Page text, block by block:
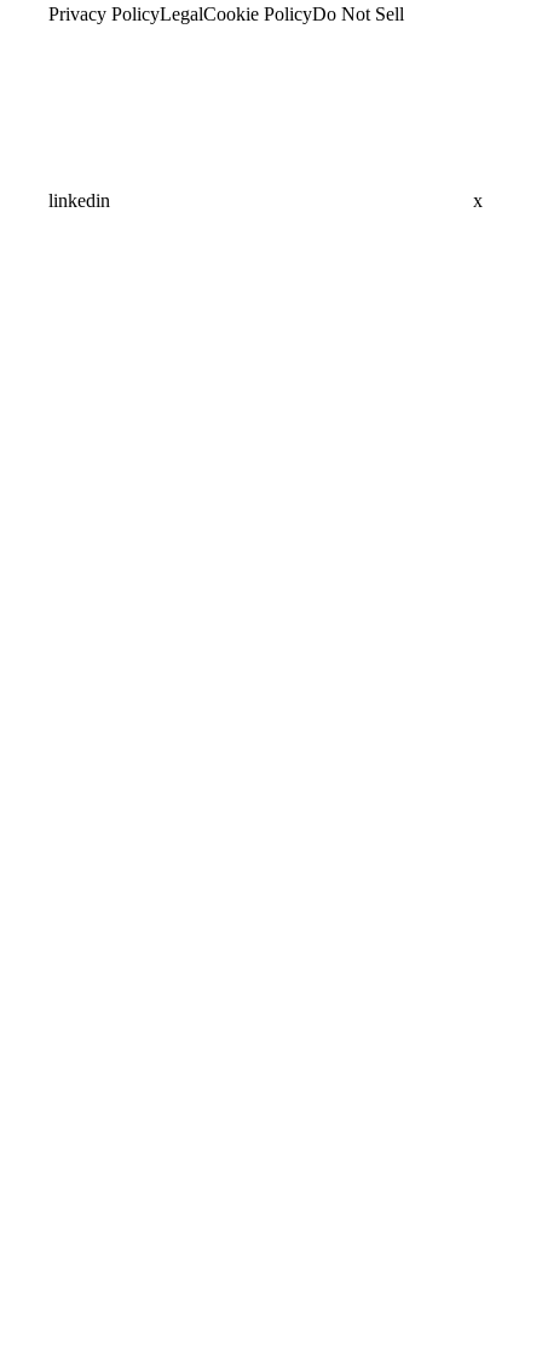
Privacy PolicyLegalCookie PolicyDo Not Sell
linkedin x